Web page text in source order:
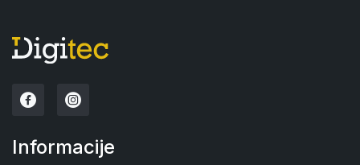
Informacije